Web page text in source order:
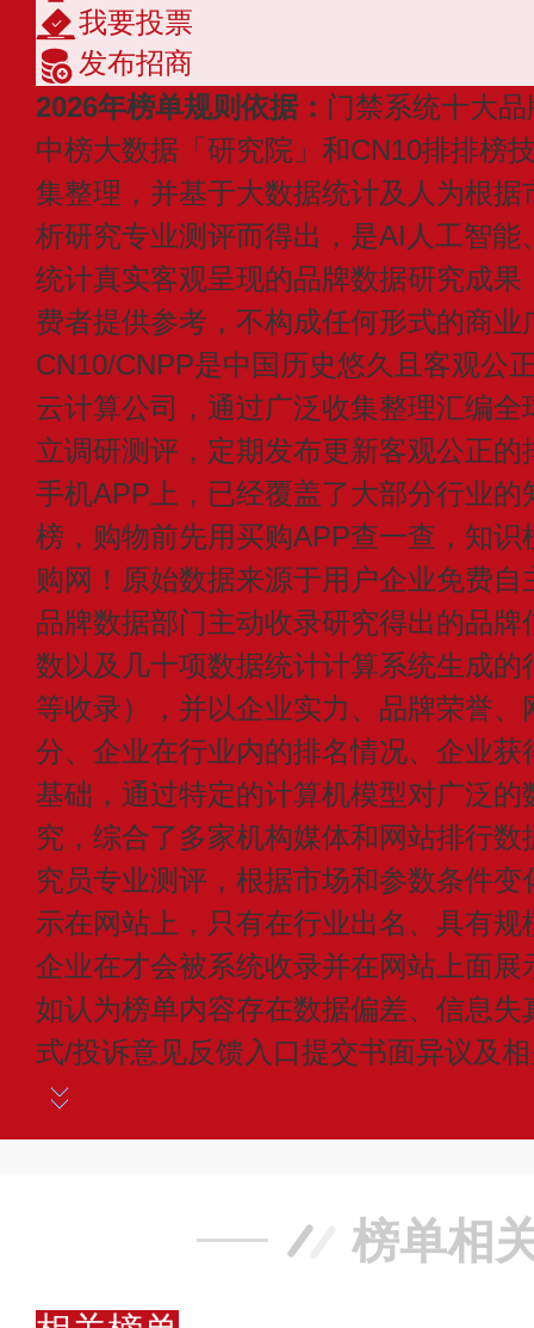
我要投票
发布招商
2026年榜单规则依据： 门禁系统十大
中榜大数据「研究院」和CN10排排榜
集整理，并基于大数据统计及人为根
析研究专业测评而得出，是AI人工智能
统计真实客观呈现的品牌数据研究成
费者提供参考，不构成任何形式的商业
CN10/CNPP是中国历史悠久且客观公
云计算公司，通过广泛收集整理汇编
立调研测评，定期发布更新客观公正
手机APP上，已经覆盖了大部分行业
榜，购物前先用买购APP查一查，知
购网！原始数据来源于用户企业免费
品牌数据部门主动收录研究得出的品
数以及几十项数据统计计算系统生成
等收录），并以企业实力、品牌荣誉
分、企业在行业内的排名情况、企业
基础，通过特定的计算机模型对广泛
究，综合了多家机构媒体和网站排行
究员专业测评，根据市场和参数条件
示在网站上，只有在行业出名、具有
企业在才会被系统收录并在网站上面
如认为榜单内容存在数据偏差、信息
式/投诉意见反馈入口提交书面异议及
榜单相